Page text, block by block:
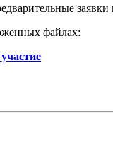
заявки
файлах: